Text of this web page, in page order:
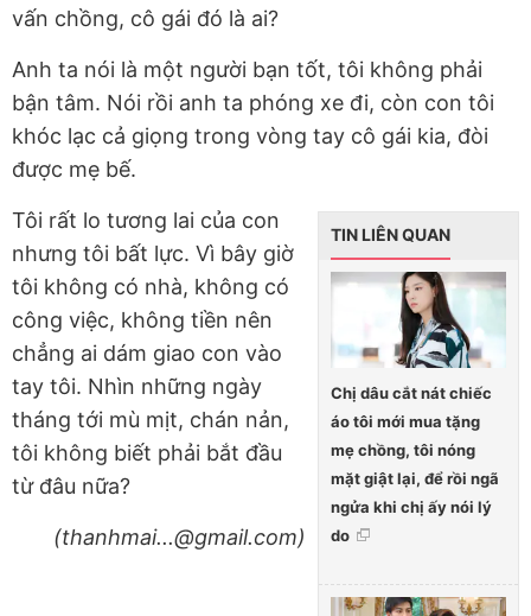
vấn chồng, cô gái đó là ai?
Anh ta nói là một người bạn tốt, tôi không phải
bận tâm. Nói rồi anh ta phóng xe đi, còn con tôi
khóc lạc cả giọng trong vòng tay cô gái kia, đòi
được mẹ bế.
TIN LIÊN QUAN
Chị dâu cắt nát chiếc
áo tôi mới mua tặng
mẹ chồng, tôi nóng
mặt giật lại, để rồi ngã
ngửa khi chị ấy nói lý
do
Tôi rất lo tương lai của con
nhưng tôi bất lực. Vì bây giờ
tôi không có nhà, không có
công việc, không tiền nên
chẳng ai dám giao con vào
tay tôi. Nhìn những ngày
tháng tới mù mịt, chán nản,
tôi không biết phải bắt đầu
từ đâu nữa?
(thanhmai...@gmail.com)